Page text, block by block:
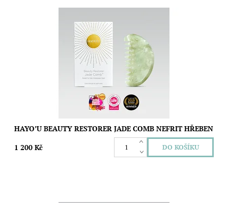
Nefritový hřeben pro regeneraci těla, uvolňuje napětí a podpoří
růst a zdraví vlasů. Dynamická síla tohoto hřebenu přináší
novou energii od hlavy...
Skladem
Hayo´u
HAYO’U BEAUTY RESTORER JADE COMB NEFRIT HŘEBEN
1 200 Kč